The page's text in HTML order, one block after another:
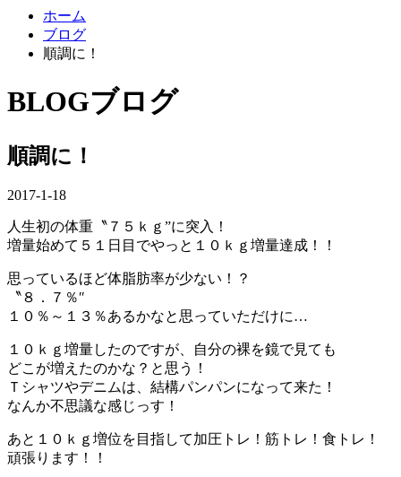
ホーム
ブログ
順調に！
BLOGブログ
順調に！
2017-1-18
人生初の体重〝７５ｋｇ”に突入！
増量始めて５１日目でやっと１０ｋｇ増量達成！！
思っているほど体脂肪率が少ない！？
〝８．７％″
１０％～１３％あるかなと思っていただけに…
１０ｋｇ増量したのですが、自分の裸を鏡で見ても
どこが増えたのかな？と思う！
Ｔシャツやデニムは、結構パンパンになって来た！
なんか不思議な感じっす！
あと１０ｋｇ増位を目指して加圧トレ！筋トレ！食トレ！
頑張ります！！